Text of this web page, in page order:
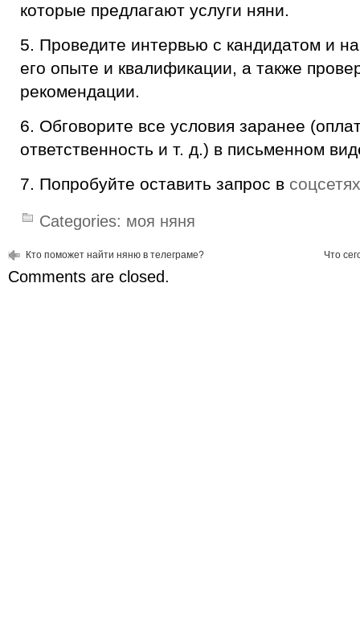
которые предлагают услуги няни.
5. Проведите интервью с кандидатом и
его опыте и квалификации, а также
рекомендации.
6. Обговорите все условия заранее
ответственность и т. д.) в письменном
7. Попробуйте оставить запрос в соцсетях
Categories: моя няня
Кто поможет найти няню в телеграме? Что
Comments are closed.